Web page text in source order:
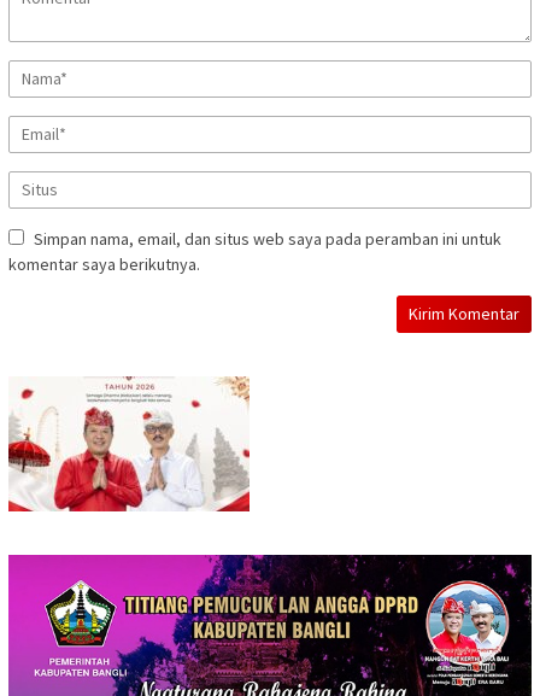
Simpan nama, email, dan situs web saya pada peramban ini untuk
komentar saya berikutnya.